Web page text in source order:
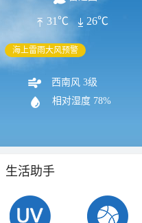
31℃ 26℃
海上雷雨大风预警
西南风 3级
相对湿度 78%
生活助手